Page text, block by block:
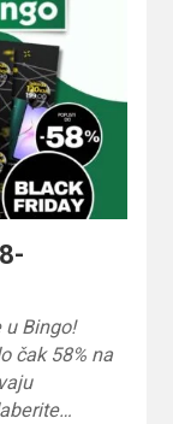
u Bingo!
čak 58% na